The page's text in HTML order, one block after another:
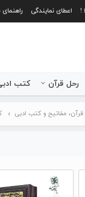
! اعطای نمایندگی
رحل قرآن کتب
مفاتیح و کتب ادبی